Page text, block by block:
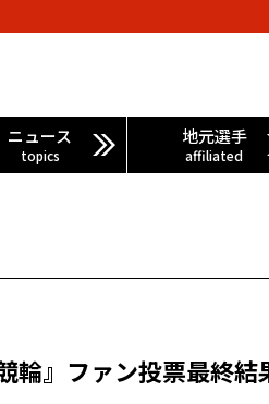
ニュース
topics
地元選手
affiliated
輪』ファン投票最終結